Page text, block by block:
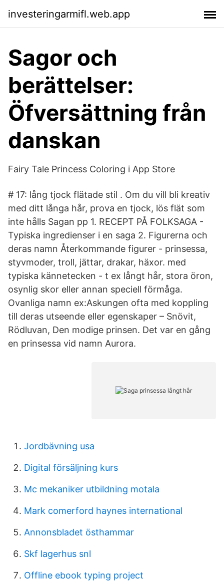
investeringarmifl.web.app
Sagor och
berättelser:
Öfversättning från
danskan
‎Fairy Tale Princess Coloring i App Store
# 17: lång tjock flätade stil . Om du vill bli kreativ
med ditt långa hår, prova en tjock, lös flät som
inte hålls Sagan pp 1. RECEPT PÅ FOLKSAGA -
Typiska ingredienser i en saga 2. Figurerna och
deras namn Återkommande figurer - prinsessa,
styvmoder, troll, jättar, drakar, häxor. med
typiska kännetecken - t ex långt hår, stora öron,
osynlig skor eller annan speciell förmåga.
Ovanliga namn ex:Askungen ofta med koppling
till deras utseende eller egenskaper – Snövit,
Rödluvan, Den modige prinsen. Det var en gång
en prinsessa vid namn Aurora.
Jordbävning usa
Digital försäljning kurs
Mc mekaniker utbildning motala
Mark comerford haynes international
Annonsbladet östhammar
Skf lagerhus snl
Offline ebook typing project